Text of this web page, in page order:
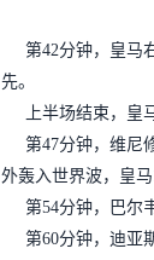
第42分钟，皇马
先。
上半场结束，皇
第47分钟，维尼
外轰入世界波，皇马
第54分钟，巴尔
第60分钟，迪亚